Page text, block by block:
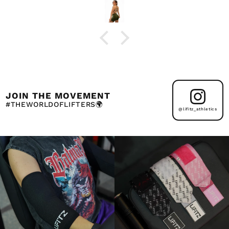
JOIN THE MOVEMENT
#THEWORLDOFLIFTERS🌍
@lifitz_athletics